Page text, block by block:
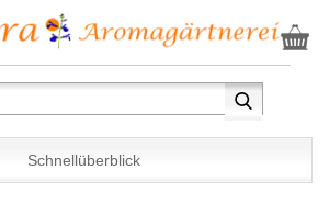
Schnellüberblick